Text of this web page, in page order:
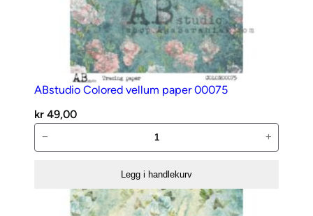
ABstudio Colored vellum paper 00075
kr 49,00
Colored
− +
Legg i handlekurv